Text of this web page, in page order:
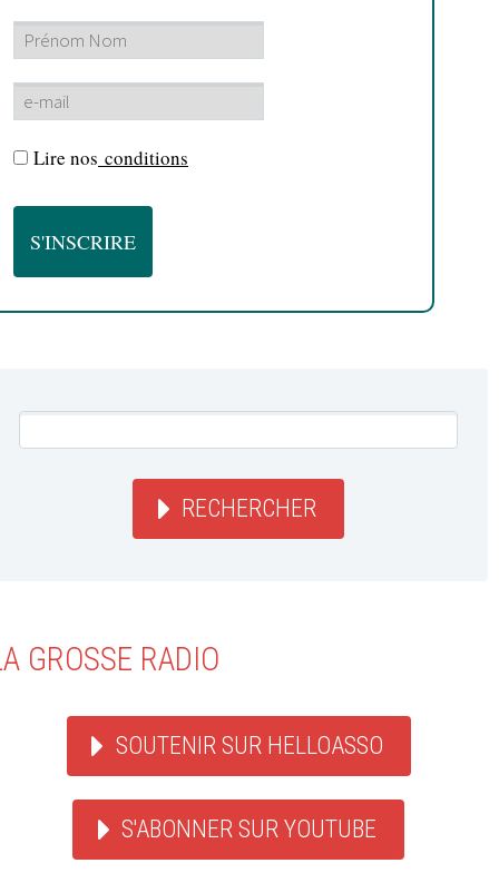
Lire nos conditions
RECHERCHER
GROSSE RADIO
SOUTENIR SUR HELLOASSO
S'ABONNER SUR YOUTUBE